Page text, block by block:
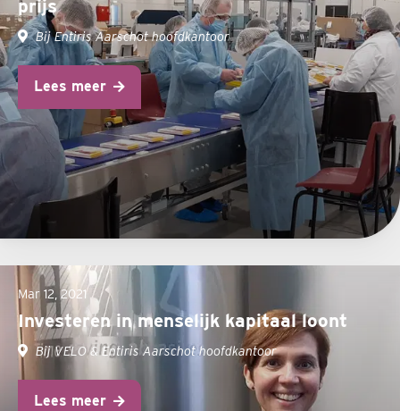
prijs
Bij Entiris Aarschot hoofdkantoor
Lees meer
Mar 12, 2021
Investeren in menselijk kapitaal loont
Bij VELO & Entiris Aarschot hoofdkantoor
Lees meer